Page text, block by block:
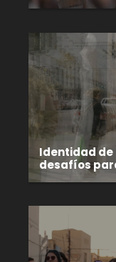
Identidad de
desafíos